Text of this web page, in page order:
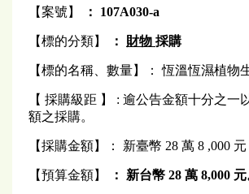
【案號】 ： 107A030-a
【標的分類】 ： 財物 採購
【標的名稱、數量】： 恆溫恆濕植物
【 採購級距 】 : 逾公告金額十分之一
額之採購。
【採購金額】： 新臺幣 28 萬 8 ,000 元
【預算金額】 ： 新台幣 28 萬 8,000 元